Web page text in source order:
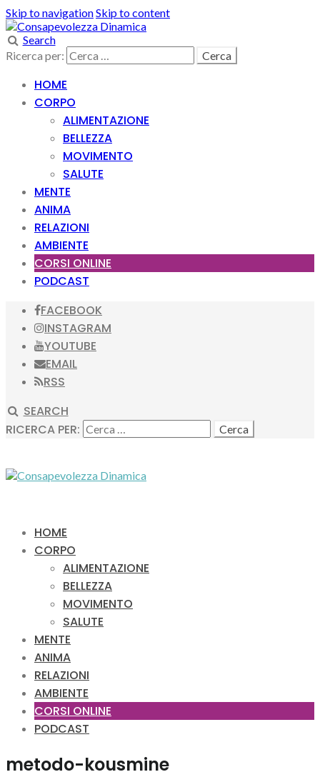
Skip to navigationSkip to content
Search
Ricerca per:
HOME
CORPO
ALIMENTAZIONE
BELLEZZA
MOVIMENTO
SALUTE
MENTE
ANIMA
RELAZIONI
AMBIENTE
CORSI ONLINE
PODCAST
FACEBOOK
INSTAGRAM
YOUTUBE
EMAIL
RSS
SEARCH
RICERCA PER:
HOME
CORPO
ALIMENTAZIONE
BELLEZZA
MOVIMENTO
SALUTE
MENTE
ANIMA
RELAZIONI
AMBIENTE
CORSI ONLINE
PODCAST
metodo-kousmine